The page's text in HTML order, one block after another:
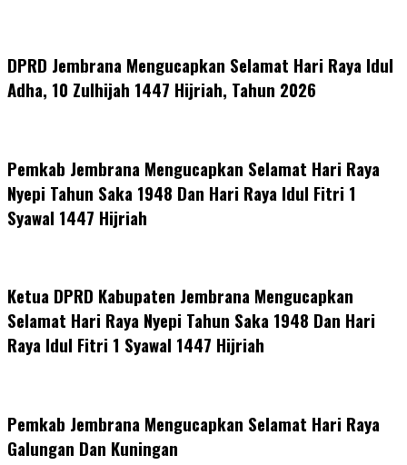
DPRD Jembrana Mengucapkan Selamat Hari Raya Idul
Adha, 10 Zulhijah 1447 Hijriah, Tahun 2026
Pemkab Jembrana Mengucapkan Selamat Hari Raya
Nyepi Tahun Saka 1948 Dan Hari Raya Idul Fitri 1
Syawal 1447 Hijriah
Ketua DPRD Kabupaten Jembrana Mengucapkan
Selamat Hari Raya Nyepi Tahun Saka 1948 Dan Hari
Raya Idul Fitri 1 Syawal 1447 Hijriah
Pemkab Jembrana Mengucapkan Selamat Hari Raya
Galungan Dan Kuningan